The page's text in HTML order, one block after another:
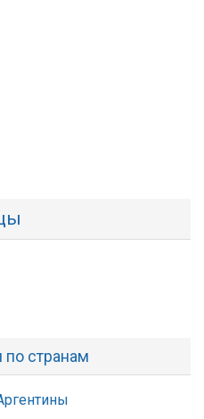
по странам